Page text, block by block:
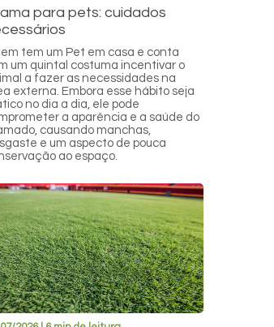
para pets: cuidados
tem um Pet em casa e conta
um quintal costuma incentivar o
a fazer as necessidades na
externa. Embora esse hábito seja
no dia a dia, ele pode
a aparência e a saúde do
causando manchas,
e um aspecto de pouca
ao espaço.